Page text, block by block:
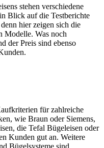
stehen verschiedene
Blick auf die Testberichte
hier zeigen sich die
Modelle. Was noch
der Preis sind ebenso
für zahlreiche
wie Braun oder Siemens,
die Tefal Bügeleisen oder
Kunden gut an. Weitere
Bügelsysteme sind